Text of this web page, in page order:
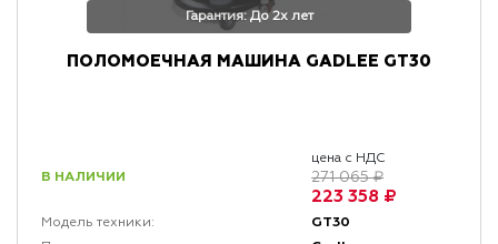
Гарантия: До 2х лет
ПОЛОМОЕЧНАЯ МАШИНА GADLEE GT30
В НАЛИЧИИ
цена с НДС
271 065 ₽
223 358 ₽
Модель техники: GT30